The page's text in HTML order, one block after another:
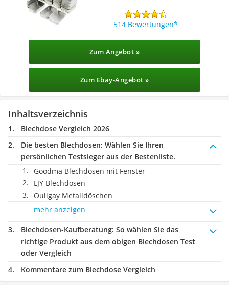
514 Bewertungen
Zum Angebot »
Zum Ebay-Angebot »
Inhaltsverzeichnis
Blechdose Vergleich 2026
Die besten Blechdosen: Wählen Sie Ihren
persönlichen Testsieger aus der Bestenliste.
Goodma Blechdosen mit Fenster
LJY Blechdosen
Ouligay Metalldöschen
mehr anzeigen
Blechdosen-Kaufberatung: So wählen Sie das
richtige Produkt aus dem obigen Blechdosen Test
oder Vergleich
Kommentare zum Blechdose Vergleich